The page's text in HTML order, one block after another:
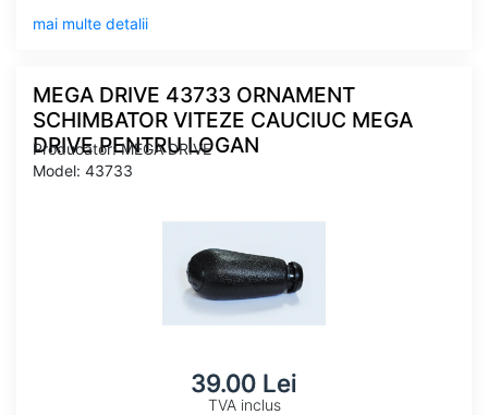
mai multe detalii
MEGA DRIVE 43733 ORNAMENT
SCHIMBATOR VITEZE CAUCIUC MEGA
DRIVE PENTRU LOGAN
Producator: MEGA DRIVE
Model: 43733
39.00 Lei
TVA inclus